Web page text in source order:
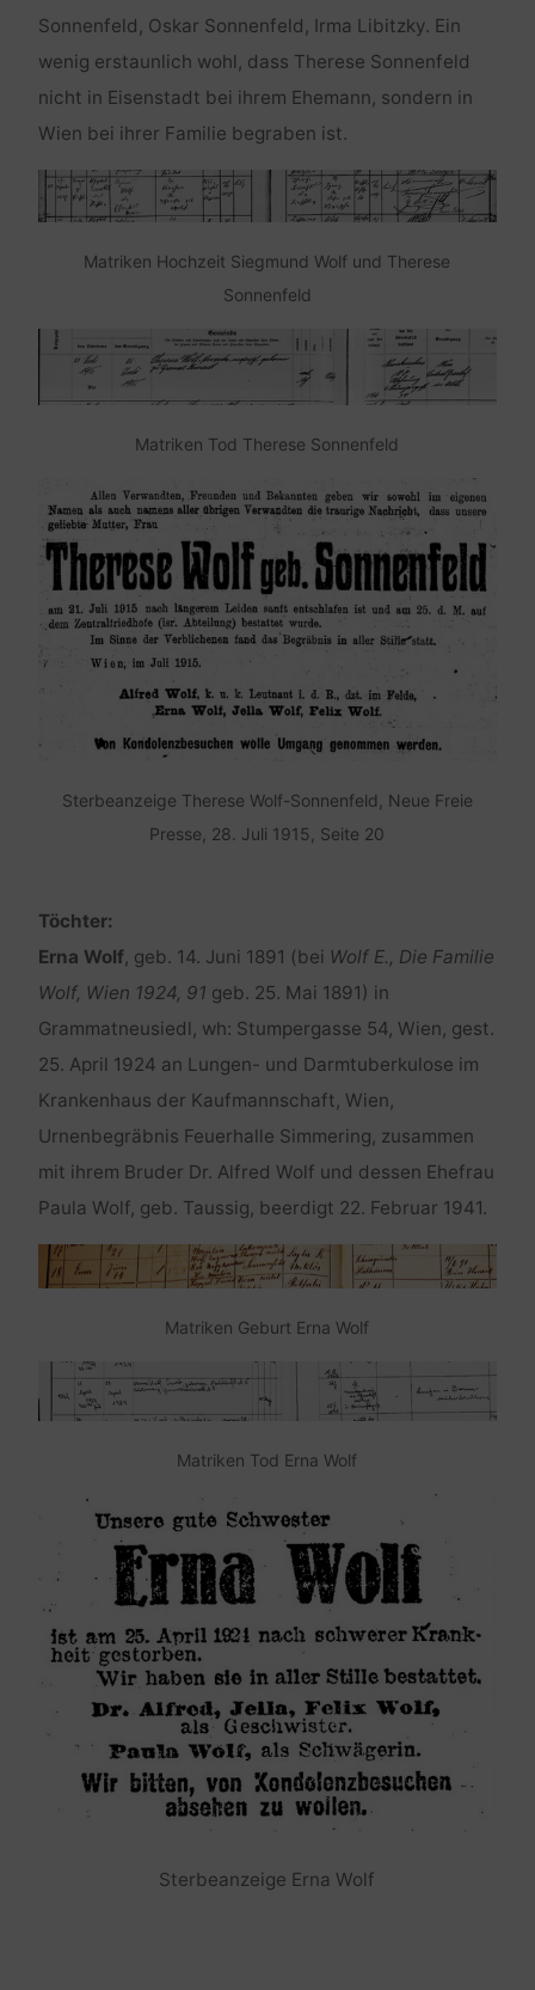
Sonnenfeld, Oskar Sonnenfeld, Irma Libitzky. Ein
wenig erstaunlich wohl, dass Therese Sonnenfeld
nicht in Eisenstadt bei ihrem Ehemann, sondern in
Wien bei ihrer Familie begraben ist.
Matriken Hochzeit Siegmund Wolf und Therese
Sonnenfeld
Matriken Tod Therese Sonnenfeld
Sterbeanzeige Therese Wolf-Sonnenfeld, Neue Freie
Presse, 28. Juli 1915, Seite 20
Töchter:
Erna Wolf, geb. 14. Juni 1891 (bei Wolf E., Die Familie
Wolf, Wien 1924, 91 geb. 25. Mai 1891) in
Grammatneusiedl, wh: Stumpergasse 54, Wien, gest.
25. April 1924 an Lungen- und Darmtuberkulose im
Krankenhaus der Kaufmannschaft, Wien,
Urnenbegräbnis Feuerhalle Simmering, zusammen
mit ihrem Bruder Dr. Alfred Wolf und dessen Ehefrau
Paula Wolf, geb. Taussig, beerdigt 22. Februar 1941.
Matriken Geburt Erna Wolf
Matriken Tod Erna Wolf
Sterbeanzeige Erna Wolf